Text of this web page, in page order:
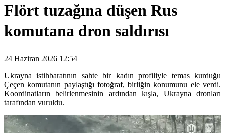
Flört tuzağına düşen Rus
komutana dron saldırısı
24 Haziran 2026 12:54
Ukrayna istihbaratının sahte bir kadın profiliyle temas kurduğu
Çeçen komutanın paylaştığı fotoğraf, birliğin konumunu ele verdi.
Koordinatların belirlenmesinin ardından kışla, Ukrayna dronları
tarafından vuruldu.